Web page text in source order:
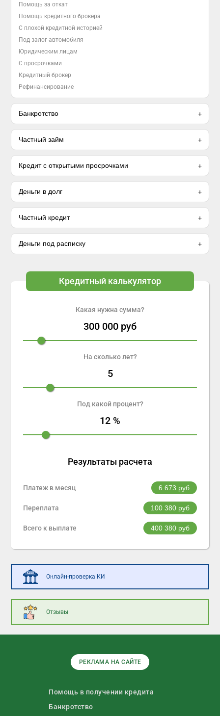
Помощь за откат
Помощь кредитного брокера
С плохой кредитной историей
Под залог автомобиля
Юридическим лицам
С просрочками
Кредитный брокер
Рефинансирование
Банкротство
Частный займ
Кредит с открытыми просрочками
Деньги в долг
Частный кредит
Деньги под расписку
Кредитный калькулятор
Какая нужна сумма?
300 000 руб
На сколько лет?
5
Под какой процент?
12 %
Результаты расчета
Платеж в месяц 6 673 руб
Переплата 100 380руб
Всего к выплате 400 380руб
Онлайн-проверка КИ
Отзывы
РЕКЛАМА НА САЙТЕ
Помощь в получении кредита
Банкротство